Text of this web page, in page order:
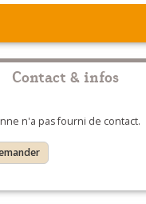
Contact & infos
n'a pas fourni de contact.